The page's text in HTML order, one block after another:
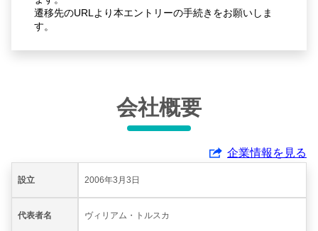
遷移先のURLより本エントリーの手続きをお願いしま
す。
会社概要
企業情報を見る
設立 2006年3月3日
代表者名 ヴィリアム・トルスカ